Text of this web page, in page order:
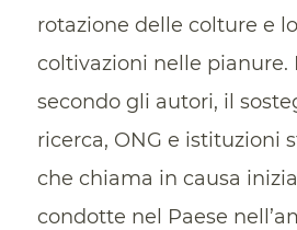
rotazione delle colture e
coltivazioni nelle pianure.
secondo gli autori, il
ricerca, ONG e istituzioni
che chiama in causa
condotte nel Paese